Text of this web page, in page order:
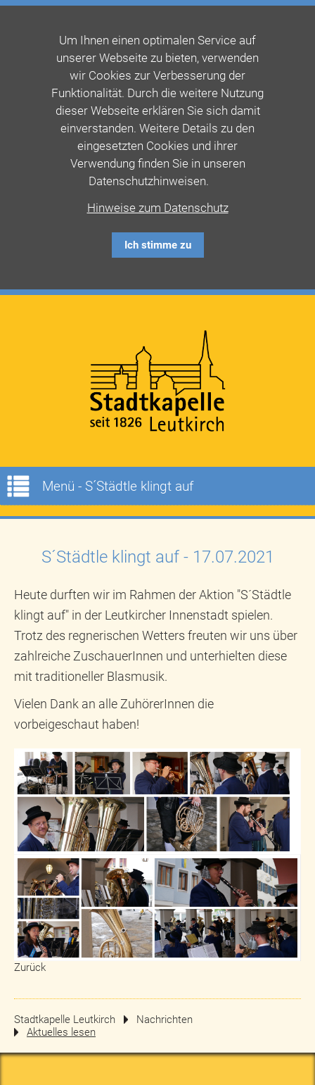
Um Ihnen einen optimalen Service auf
unserer Webseite zu bieten, verwenden
wir Cookies zur Verbesserung der
Funktionalität. Durch die weitere Nutzung
dieser Webseite erklären Sie sich damit
einverstanden. Weitere Details zu den
eingesetzten Cookies und ihrer
Verwendung finden Sie in unseren
Datenschutzhinweisen.
Hinweise zum Datenschutz
Ich stimme zu
Menü - S´Städtle klingt auf
S´Städtle klingt auf - 17.07.2021
Heute durften wir im Rahmen der Aktion "S´Städtle
klingt auf" in der Leutkircher Innenstadt spielen.
Trotz des regnerischen Wetters freuten wir uns über
zahlreiche ZuschauerInnen und unterhielten diese
mit traditioneller Blasmusik.
Vielen Dank an alle ZuhörerInnen die
vorbeigeschaut haben!
Zurück
Stadtkapelle Leutkirch
Nachrichten
Aktuelles lesen